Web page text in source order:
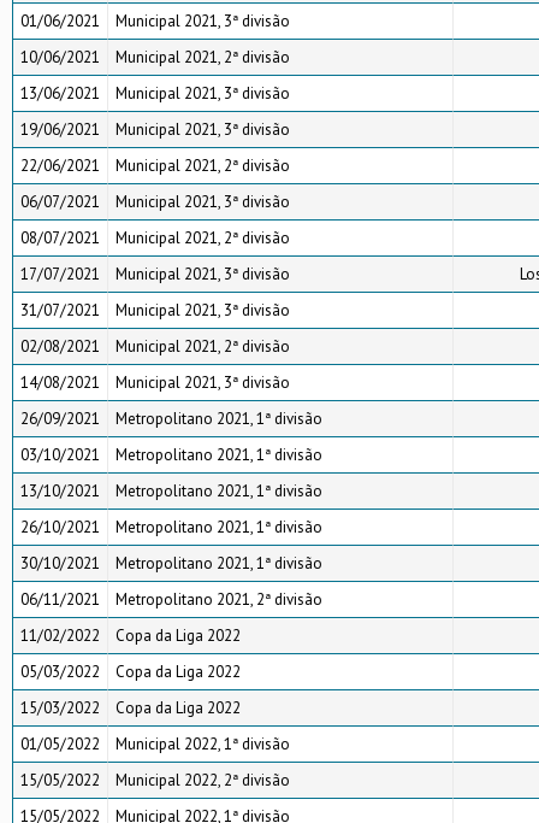
01/06/2021
Municipal 2021, 3ª divisão
10/06/2021
Municipal 2021, 2ª divisão
13/06/2021
Municipal 2021, 3ª divisão
19/06/2021
Municipal 2021, 3ª divisão
22/06/2021
Municipal 2021, 2ª divisão
06/07/2021
Municipal 2021, 3ª divisão
08/07/2021
Municipal 2021, 2ª divisão
17/07/2021
Municipal 2021, 3ª divisão
31/07/2021
Municipal 2021, 3ª divisão
02/08/2021
Municipal 2021, 2ª divisão
14/08/2021
Municipal 2021, 3ª divisão
26/09/2021
Metropolitano 2021, 1ª divisão
03/10/2021
Metropolitano 2021, 1ª divisão
13/10/2021
Metropolitano 2021, 1ª divisão
26/10/2021
Metropolitano 2021, 1ª divisão
30/10/2021
Metropolitano 2021, 1ª divisão
06/11/2021
Metropolitano 2021, 2ª divisão
11/02/2022
Copa da Liga 2022
05/03/2022
Copa da Liga 2022
15/03/2022
Copa da Liga 2022
01/05/2022
Municipal 2022, 1ª divisão
15/05/2022
Municipal 2022, 2ª divisão
15/05/2022
Municipal 2022, 1ª divisão